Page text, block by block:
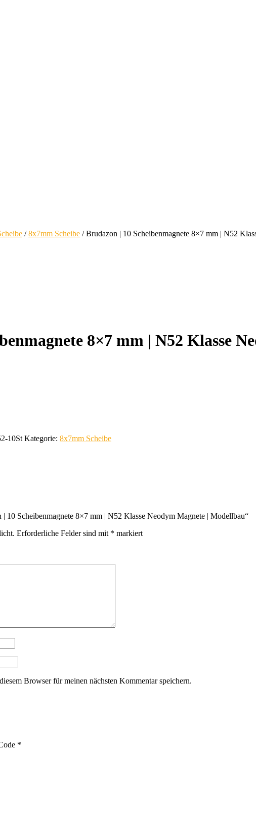
/8x7mm Scheibe / Brudazon | 10 Scheibenmagnete 8×7 mm | N52
8×7 mm | N52 Klasse
10St Kategorie: 8x7mm Scheibe
| 10 Scheibenmagnete 8×7 mm | N52 Klasse Neodym Magnete | Modellbau“
Erforderliche Felder sind mit * markiert
Browser für meinen nächsten Kommentar speichern.
*